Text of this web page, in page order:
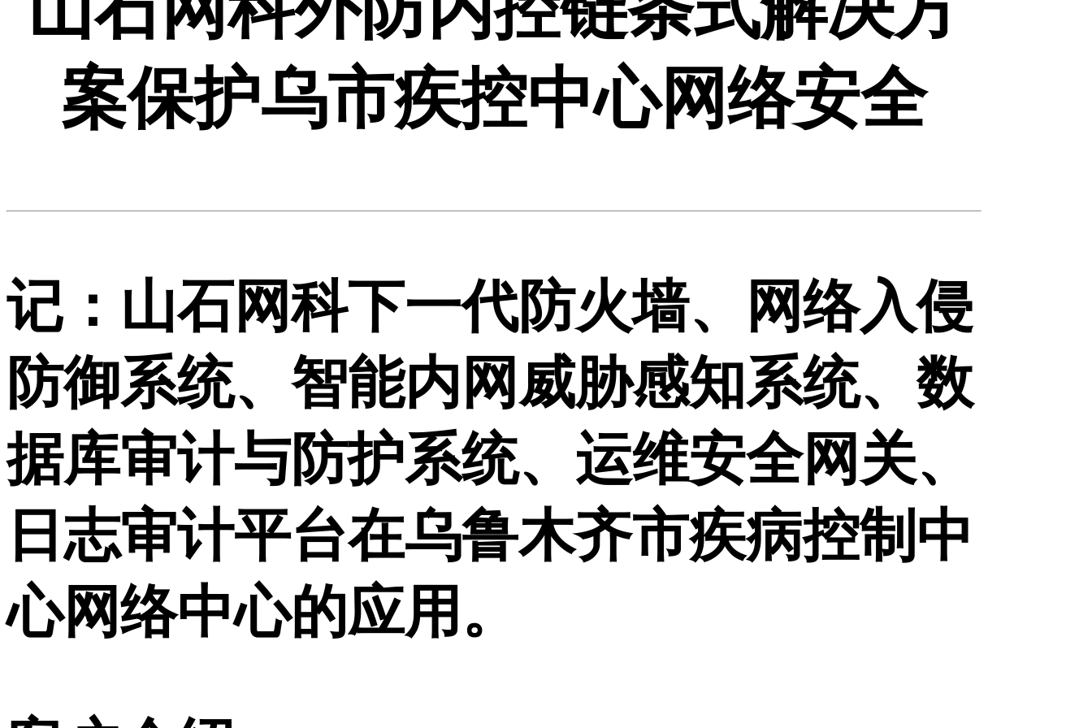
案保护乌市疾控中心网络安全
记：山石网科下一代防火墙、网络入侵
防御系统、智能内网威胁感知系统、数
据库审计与防护系统、运维安全网关、
日志审计平台在乌鲁木齐市疾病控制中
心网络中心的应用。